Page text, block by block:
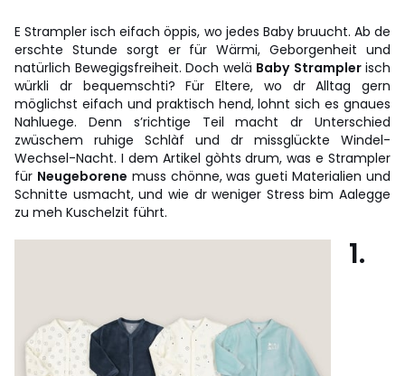
E Strampler isch eifach öppis, wo jedes Baby bruucht. Ab de
erschte Stunde sorgt er für Wärmi, Geborgenheit und
natürlich Bewegigsfreiheit. Doch welä Baby Stramplerisch
würkli dr bequemschti? Für Eltere, wo dr Alltag gern
möglichst eifach und praktisch hend, lohnt sich es gnaues
Nahluege. Denn s’richtige Teil macht dr Unterschied
zwüschem ruhige Schlàf und dr missglückte Windel-
Wechsel-Nacht. I dem Artikel gòhts drum, was e Strampler
für Neugeborene muss chönne, was gueti Materialien und
Schnitte usmacht, und wie dr weniger Stress bim Aalegge
zu meh Kuschelzit führt.
1.